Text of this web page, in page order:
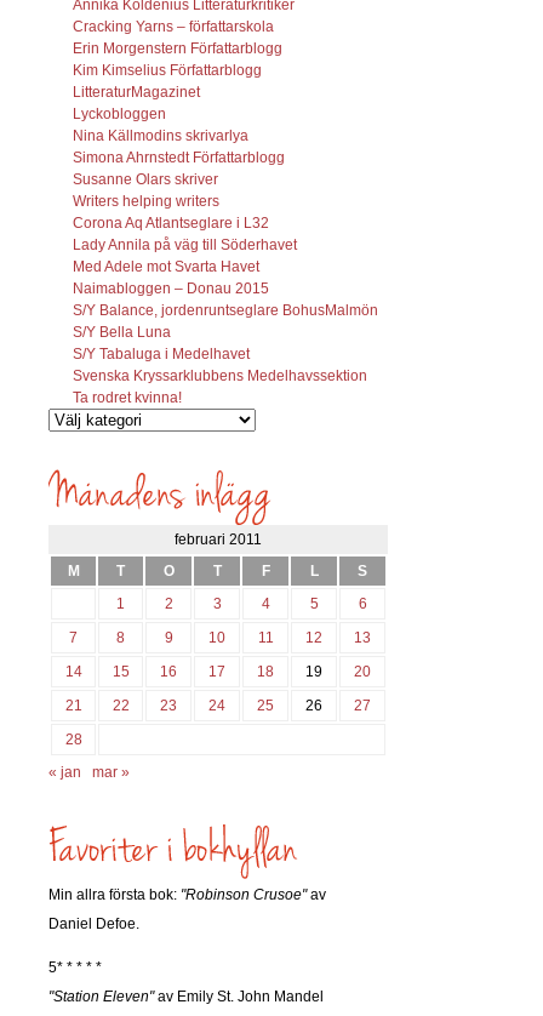
Annika Koldenius Litteraturkritiker
Cracking Yarns – författarskola
Erin Morgenstern Författarblogg
Kim Kimselius Författarblogg
LitteraturMagazinet
Lyckobloggen
Nina Källmodins skrivarlya
Simona Ahrnstedt Författarblogg
Susanne Olars skriver
Writers helping writers
Corona Aq Atlantseglare i L32
Lady Annila på väg till Söderhavet
Med Adele mot Svarta Havet
Naimabloggen – Donau 2015
S/Y Balance, jordenruntseglare BohusMalmön
S/Y Bella Luna
S/Y Tabaluga i Medelhavet
Svenska Kryssarklubbens Medelhavssektion
Ta rodret kvinna!
Vilka
söks?
februari 2011
M
T O T F L
S
1
2 3 4 5
6
7
8 9 10 11 12
13
14
15 16 17 18 19
20
21
22 23 24 25 26
27
28
« jan
mar »
Min allra första bok: "Robinson Crusoe"av
Daniel Defoe.
5* * * * *
"Station Eleven"av Emily St. John Mandel